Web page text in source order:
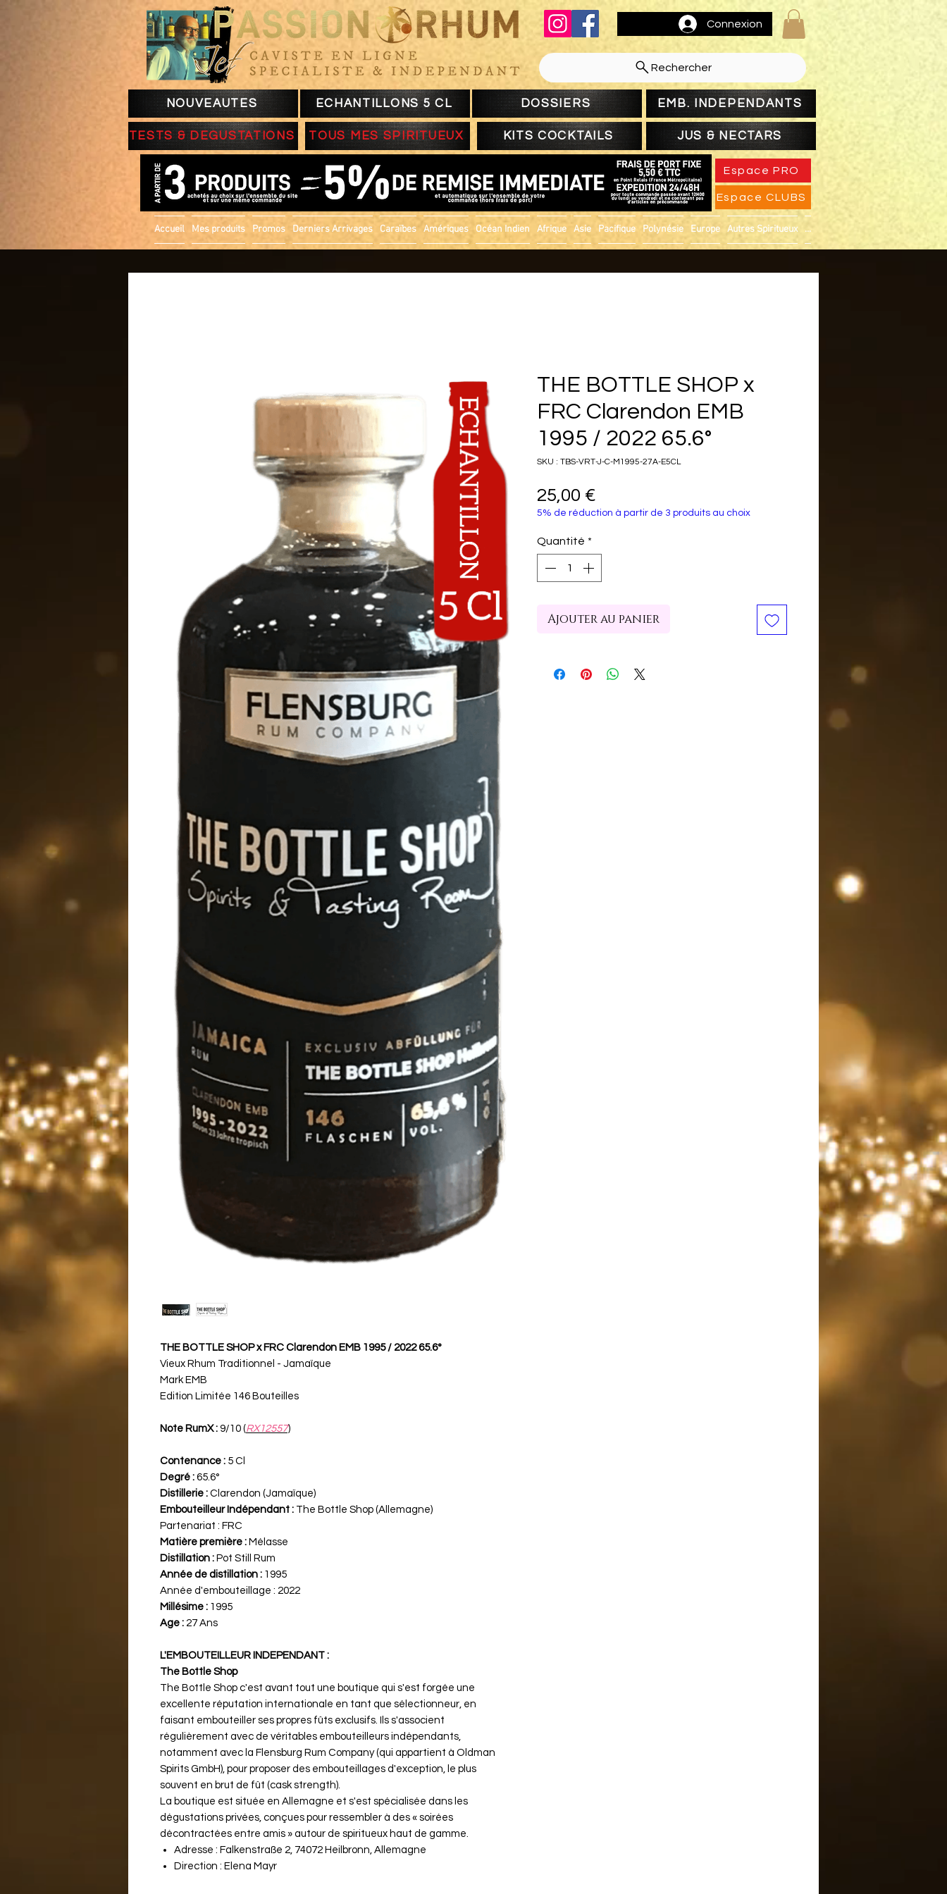
Connexion
Rechercher
NOUVEAUTES ECHANTILLONS 5 CL DOSSIERS EMB. INDEPENDANTS
TESTS & DEGUSTATIONS TOUS MES SPIRITUEUX KITS COCKTAILS JUS & NECTARS
Espace PRO
Espace CLUBS
Accueil Mes produits Promos Derniers Arrivages Caraïbes Amériques Océan Indien Afrique Asie Pacifique Polynésie Europe Autres Spiritueux ...
THE BOTTLE SHOP x FRC Clarendon EMB 1995 / 2022 65.6°
Vieux Rhum Traditionnel - Jamaïque
Mark EMB
Edition Limitée 146 Bouteilles
Note RumX : 9/10 (RX12557)
Contenance : 5 Cl
Degré : 65.6°
Distillerie : Clarendon (Jamaïque)
Embouteilleur Indépendant : The Bottle Shop (Allemagne)
Partenariat : FRC
Matière première : Mélasse
Distillation : Pot Still Rum
Année de distillation : 1995
Année d'embouteillage : 2022
Millésime : 1995
Age : 27 Ans
L'EMBOUTEILLEUR INDEPENDANT :
The Bottle Shop
The Bottle Shop c'est avant tout une boutique qui s'est forgée une
excellente réputation internationale en tant que sélectionneur, en
faisant embouteiller ses propres fûts exclusifs. Ils s'associent
régulièrement avec de véritables embouteilleurs indépendants,
notamment avec la Flensburg Rum Company (qui appartient à Oldman
Spirits GmbH), pour proposer des embouteillages d'exception, le plus
souvent en brut de fût (cask strength).
La boutique est située en Allemagne et s'est spécialisée dans les
dégustations privées, conçues pour ressembler à des « soirées
décontractées entre amis » autour de spiritueux haut de gamme.
Adresse : Falkenstraße 2, 74072 Heilbronn, Allemagne
Direction : Elena Mayr
THE BOTTLE SHOP x
FRC Clarendon EMB
1995 / 2022 65.6°
SKU : TBS-VRT-J-C-M1995-27A-E5CL
25,00 €
5% de réduction à partir de 3 produits au choix
Quantité *
Ajouter au panier